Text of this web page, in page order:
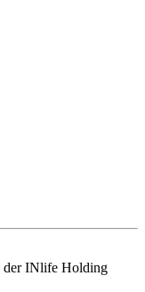
der INlife Holding